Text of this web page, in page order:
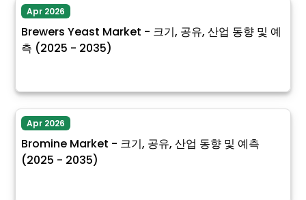
Apr 2026
Brewers Yeast Market - 크기, 공유, 산업 동향 및 예
측 (2025 - 2035)
Apr 2026
Bromine Market - 크기, 공유, 산업 동향 및 예측
(2025 - 2035)